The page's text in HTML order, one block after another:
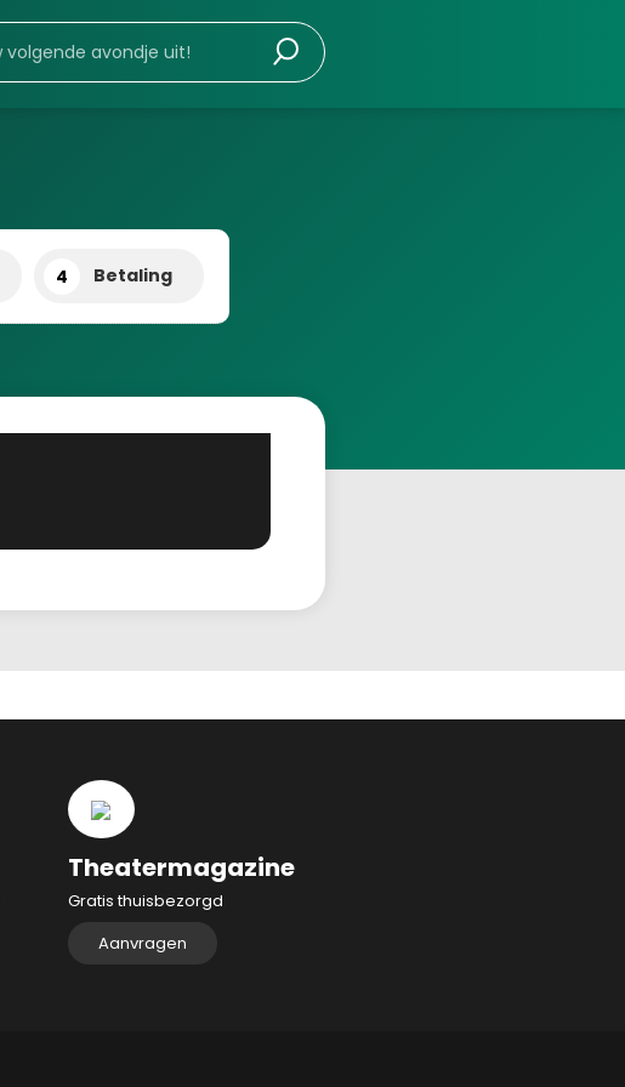
4 Betaling
Theatermagazine
Gratis thuisbezorgd
Aanvragen